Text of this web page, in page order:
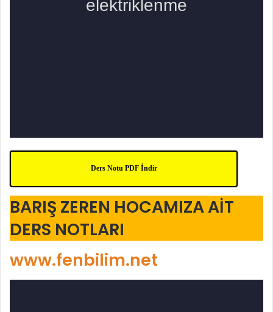
Ders Notu PDF İndir
BARIŞ ZEREN HOCAMIZA AİT
DERS NOTLARI
www.fenbilim.net